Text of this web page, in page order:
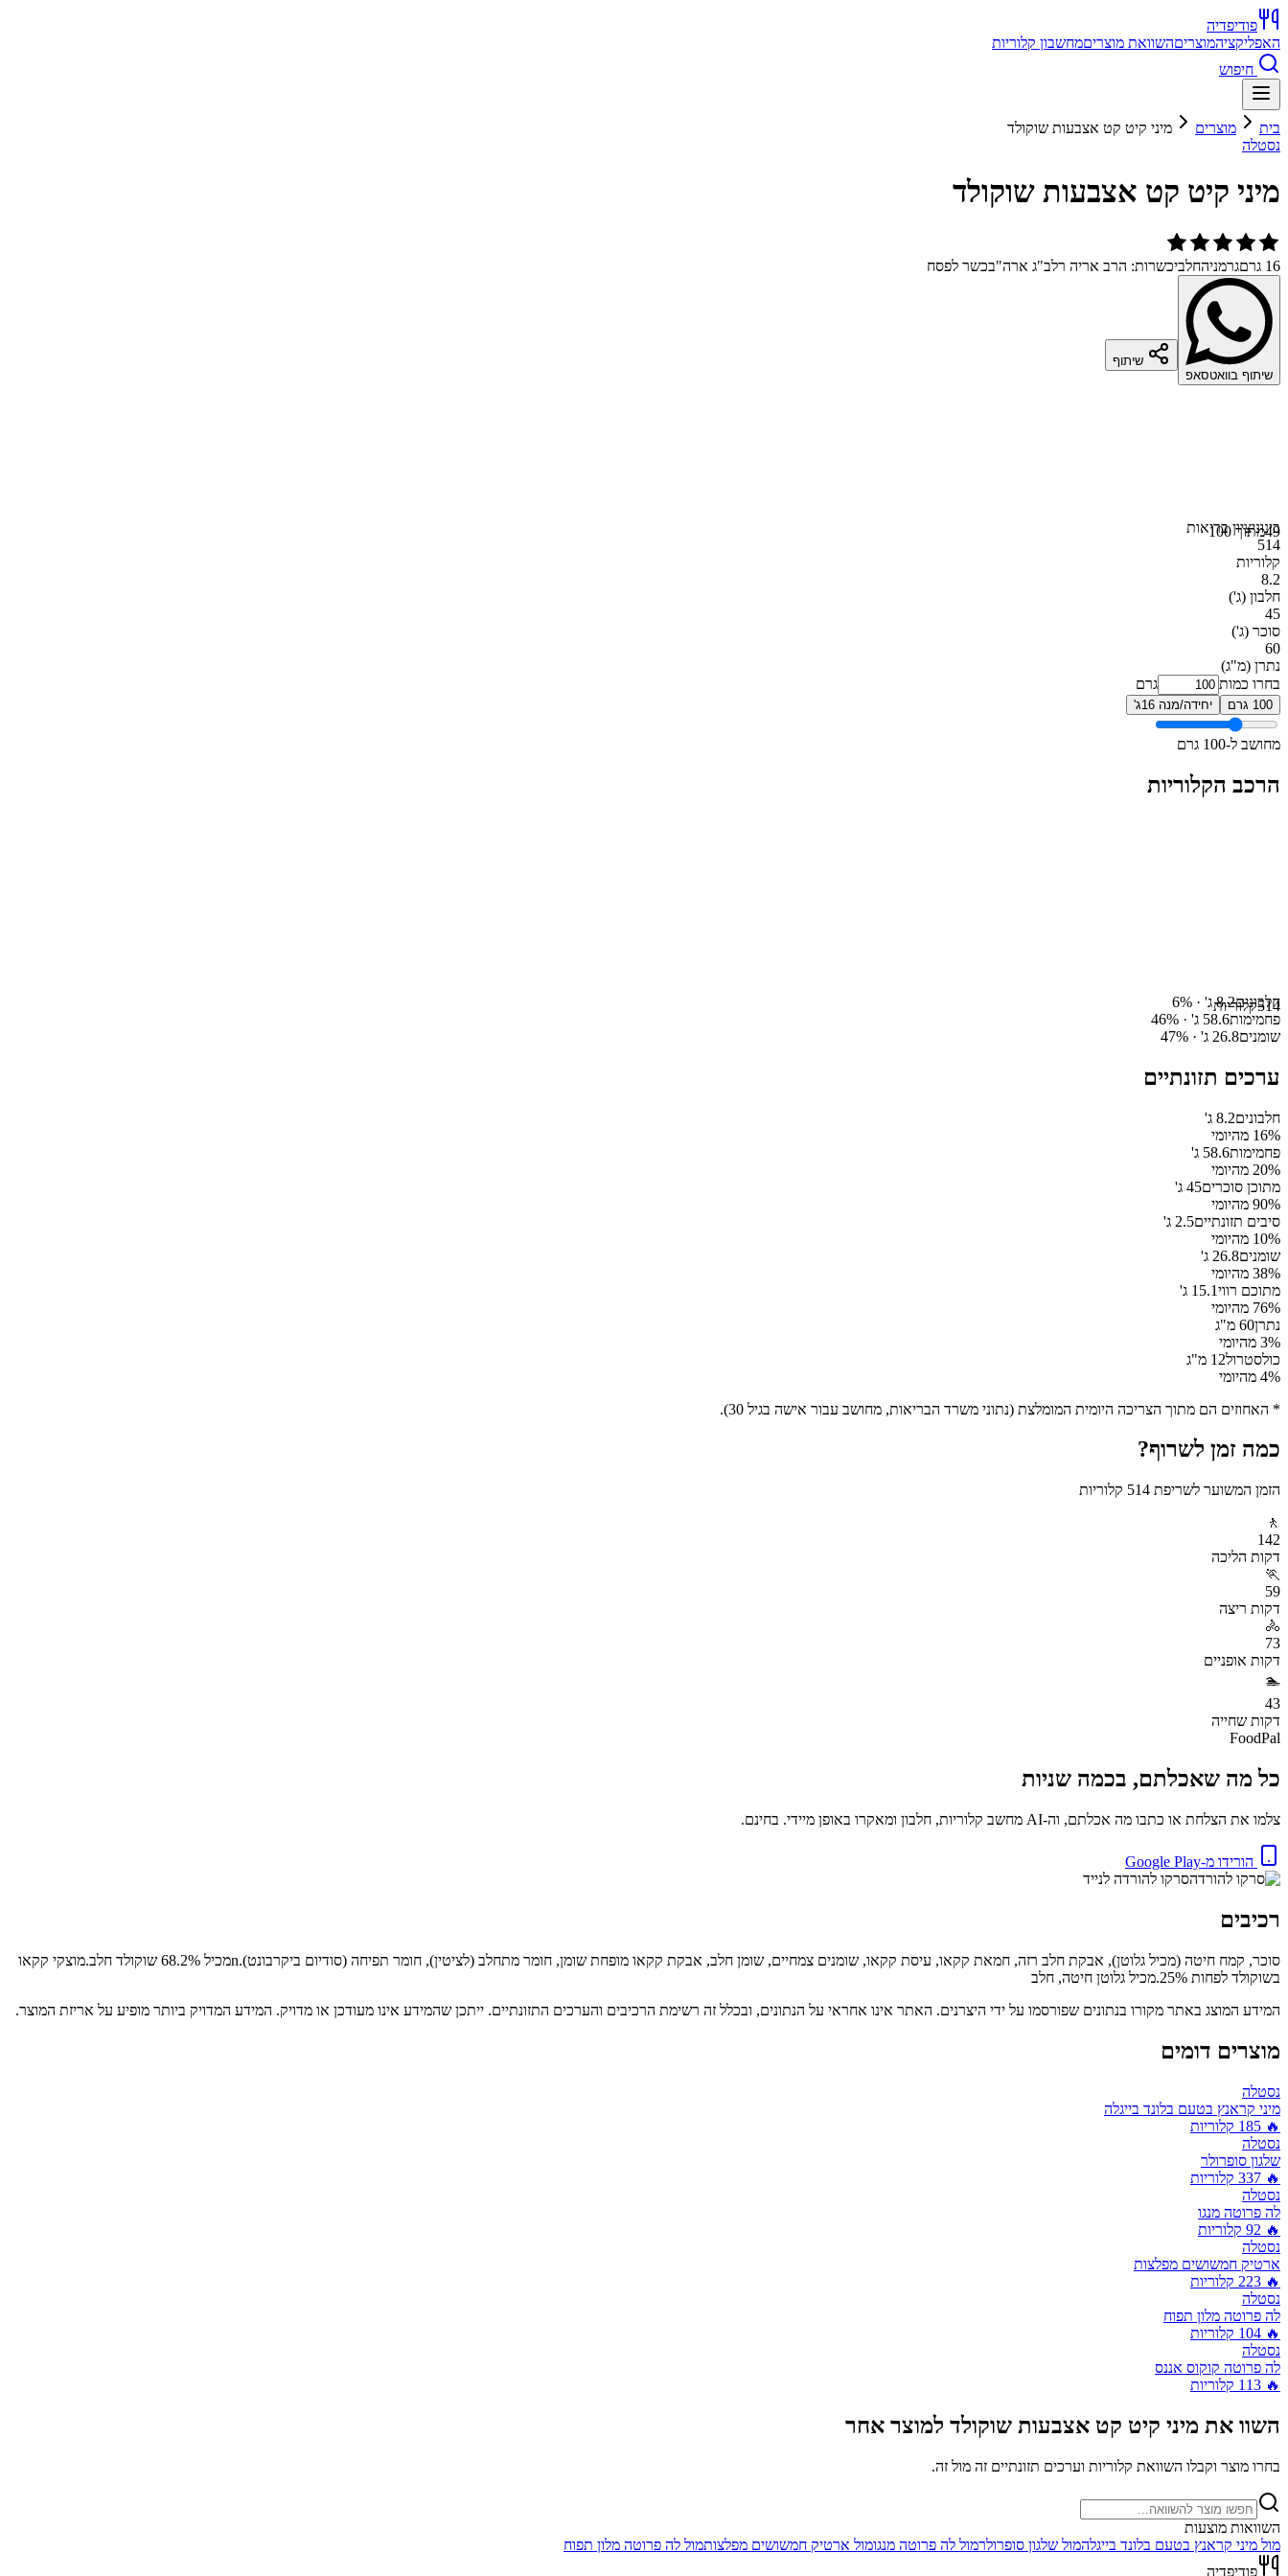
פודיפדיה
האפליקציהמוצריםהשוואת מוצריםמחשבון קלוריות
חיפוש
בית מוצרים
מיני קיט קט אצבעות שוקולד
נסטלה
מיני קיט קט אצבעות שוקולד
16 גרם גרמניהחלביכשרות: הרב אריה רלב"ג ארה"בכשר לפסח
שיתוף בוואטסאפ
שיתוף
49מתוך 100בינוניציון בריאות
514
קלוריות
8.2
חלבון (ג')
45
סוכר (ג')
60
נתרן (מ"ג)
בחרו כמות
גרם
100 גרם יחידה/מנה 16ג'
מחושב ל-100 גרם
הרכב הקלוריות
514קלוריותחלבונים8.2ג' · 6%
פחמימות58.6 ג' · 46%
שומנים26.8 ג' · 47%
ערכים תזונתיים
חלבונים8.2 ג'
16% מהיומי
פחמימות58.6 ג'
20% מהיומי
מתוכן סוכרים45 ג'
90% מהיומי
סיבים תזונתיים2.5 ג'
10% מהיומי
שומנים26.8 ג'
38% מהיומי
מתוכם רווי15.1 ג'
76% מהיומי
נתרן60 מ"ג
3% מהיומי
כולסטרול12 מ"ג
4% מהיומי
* האחוזים הם מתוך הצריכה היומית המומלצת (נתוני משרד הבריאות, מחושב עבור אישה בגיל 30).
כמה זמן לשרוף?
הזמן המשוער לשריפת 514 קלוריות
🚶
142
דקות הליכה
🏃
59
דקות ריצה
🚴
73
דקות אופניים
🏊
43
דקות שחייה
FoodPal
כל מה שאכלתם, בכמה שניות
צלמו את הצלחת או כתבו מה אכלתם, וה-AI מחשב קלוריות, חלבון ומאקרו באופן מיידי. בחינם.
הורידו מ-Google Play
סרקו להורדה לנייד
רכיבים
סוכר, קמח חיטה (מכיל גלוטן), אבקת חלב רזה, חמאת קקאו, עיסת קקאו, שומנים צמחיים, שומן חלב, אבקת קקאו מופחת שומן, חומר מתחלב (לציטין), חומר תפיחה (סודיום ביקרבונט).nמכיל 68.2% שוקולד חלב.מוצקי קקאו
בשוקולד לפחות 25%.מכיל גלוטן חיטה, חלב
המידע המוצג באתר מקורו בנתונים שפורסמו על ידי היצרנים. האתר אינו אחראי על הנתונים, ובכלל זה רשימת הרכיבים והערכים התזונתיים. ייתכן שהמידע אינו מעודכן או מדויק. המידע המדויק ביותר מופיע על אריזת המוצר.
מוצרים דומים
נסטלה
מיני קראנץ בטעם בלונד בייגלה
🔥
185 קלוריות
נסטלה
שלגון סופרולר
🔥
337 קלוריות
נסטלה
לה פרוטה מנגו
🔥
92 קלוריות
נסטלה
ארטיק חמשושים מפלצות
🔥
223 קלוריות
נסטלה
לה פרוטה מלון תפוח
🔥
104 קלוריות
נסטלה
לה פרוטה קוקוס אננס
🔥
113 קלוריות
השוו את מיני קיט קט אצבעות שוקולד למוצר אחר
בחרו מוצר וקבלו השוואת קלוריות וערכים תזונתיים זה מול זה.
השוואות מוצעות
מול מיני קראנץ בטעם בלונד בייגלהמול שלגון סופרולרמול לה פרוטה מנגומול ארטיק חמשושים מפלצותמול לה פרוטה מלון תפוח
פודיפדיה